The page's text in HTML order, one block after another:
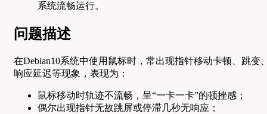
系统流畅运行。
问题描述
在Debian10系统中使用鼠标时，常出现指针移动卡顿、跳变
响应延迟等现象，表现为：
鼠标移动时轨迹不流畅，呈“一卡一卡”的顿挫感；
偶尔出现指针无故跳屏或停滞几秒无响应；